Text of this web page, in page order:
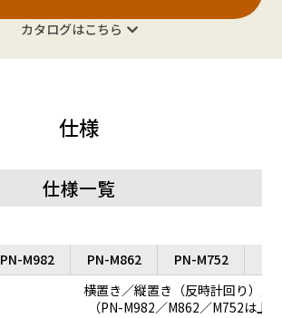
カタログはこちら
仕様
仕様一覧
PN-M982 PN-M862 PN-M752
横置き／縦置き（反時計回り）／
（PN-M982／M862／M752は上